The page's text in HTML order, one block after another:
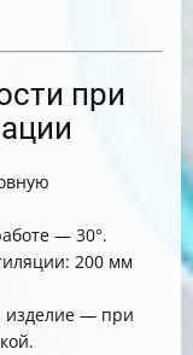
при
— 30°.
200 мм
изделие — при